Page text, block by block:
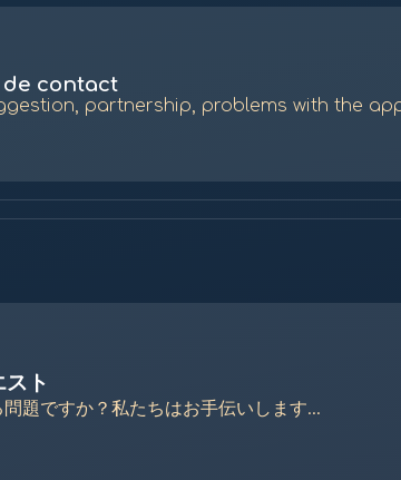
contact
partnership, problems with the
ト
題ですか？私たちはお手伝いします...